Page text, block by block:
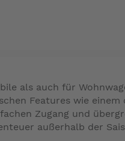
als auch für
Features wie
Zugang und
außerhalb der